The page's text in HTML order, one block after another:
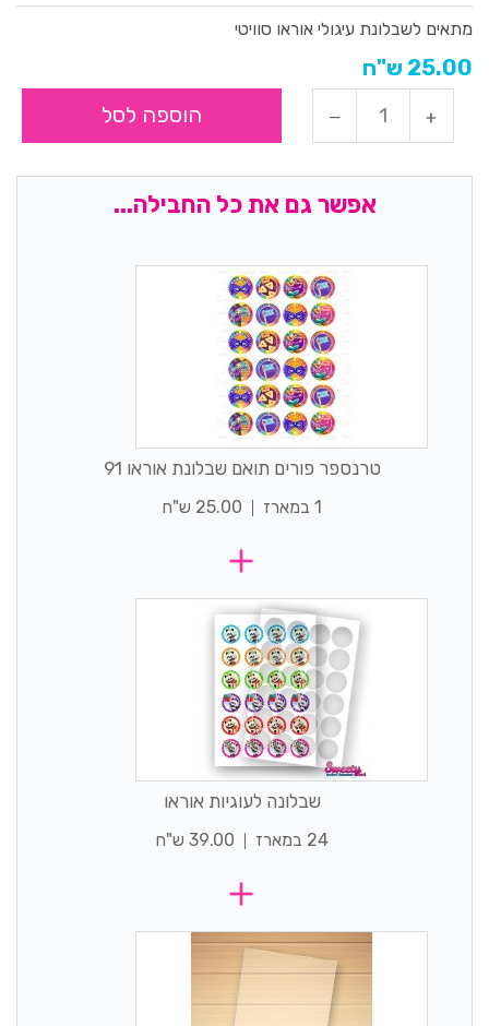
מתאים לשבלונת עיגולי אוראו סוויטי
25.00 ש"ח
הוספה לסל
אפשר גם את כל החבילה...
טרנספר פורים תואם שבלונת אוראו 91
1 במארז 25.00 ש"ח
שבלונה לעוגיות אוראו
24 במארז 39.00 ש"ח